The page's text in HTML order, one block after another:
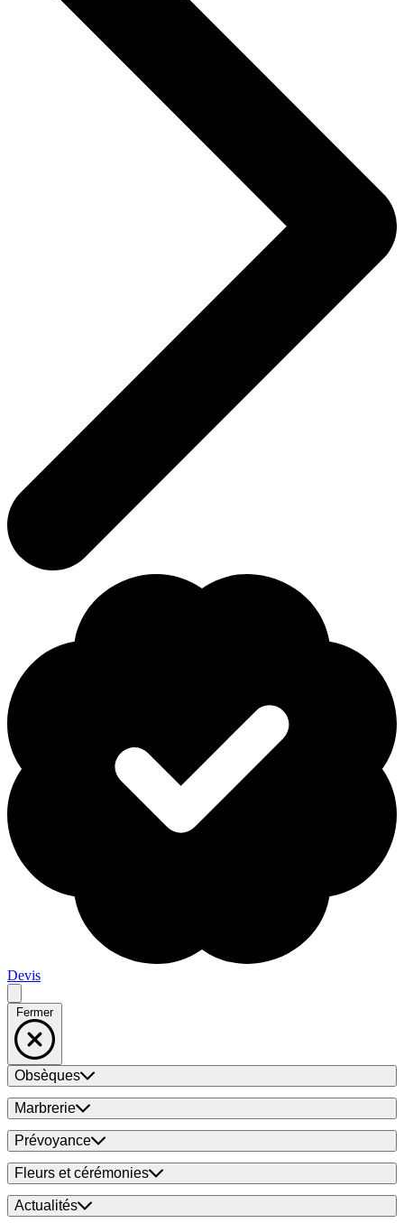
Devis
Fermer
Obsèques
Marbrerie
Prévoyance
Fleurs et cérémonies
Actualités